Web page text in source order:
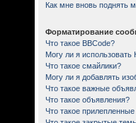
Как мне вновь поднять
Форматирование
Что такое BBCode?
Могу ли я использовать
Что такое смайлики?
Могу ли я добавлять
Что такое важные
Что такое объявления?
Что такое